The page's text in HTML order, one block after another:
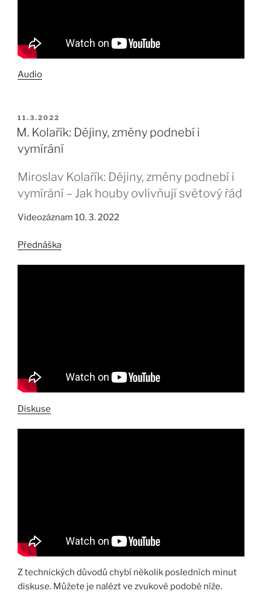
Audio
PUBLIKOVÁNO
11.3.2022
M. Kolařík: Dějiny, změny podnebí i
vymírání
Miroslav Kolařík: Dějiny, změny podnebí i
vymírání – Jak houby ovlivňují světový řád
Videozáznam 10. 3. 2022
Přednáška
Diskuse
Z technických důvodů chybí několik posledních minut
diskuse. Můžete je nalézt ve zvukové podobě níže.